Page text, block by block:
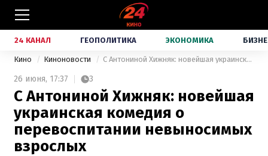
24 КАНАЛ ГЕОПОЛИТИКА ЭКОНОМИКА
Кино Киноновости С Антониной Хижняк: новейшая украинская комедия о перевоспитании невыносимых взрослых
26 июня, 17:37 3
С Антониной Хижняк: новейшая
украинская комедия о
перевоспитании невыносимых
взрослых